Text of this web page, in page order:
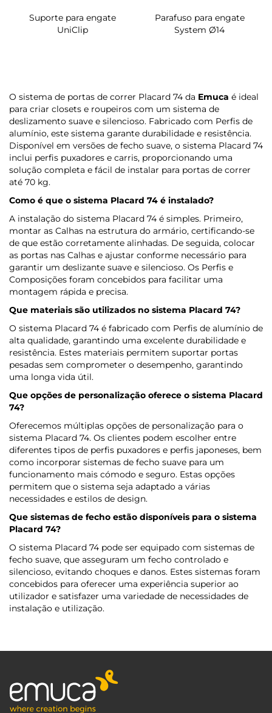
Suporte para engate
UniClip
Parafuso para engate
System Ø14
O sistema de portas de correr Placard 74 da Emuca é ideal
para criar closets e roupeiros com um sistema de
deslizamento suave e silencioso. Fabricado com Perfis de
alumínio, este sistema garante durabilidade e resistência.
Disponível em versões de fecho suave, o sistema Placard 74
inclui perfis puxadores e carris, proporcionando uma
solução completa e fácil de instalar para portas de correr
até 70 kg.
Como é que o sistema Placard 74 é instalado?
A instalação do sistema Placard 74 é simples. Primeiro,
montar as Calhas na estrutura do armário, certificando-se
de que estão corretamente alinhadas. De seguida, colocar
as portas nas Calhas e ajustar conforme necessário para
garantir um deslizante suave e silencioso. Os Perfis e
Composições foram concebidos para facilitar uma
montagem rápida e precisa.
Que materiais são utilizados no sistema Placard 74?
O sistema Placard 74 é fabricado com Perfis de alumínio de
alta qualidade, garantindo uma excelente durabilidade e
resistência. Estes materiais permitem suportar portas
pesadas sem comprometer o desempenho, garantindo
uma longa vida útil.
Que opções de personalização oferece o sistema Placard
74?
Oferecemos múltiplas opções de personalização para o
sistema Placard 74. Os clientes podem escolher entre
diferentes tipos de perfis puxadores e perfis japoneses, bem
como incorporar sistemas de fecho suave para um
funcionamento mais cómodo e seguro. Estas opções
permitem que o sistema seja adaptado a várias
necessidades e estilos de design.
Que sistemas de fecho estão disponíveis para o sistema
Placard 74?
O sistema Placard 74 pode ser equipado com sistemas de
fecho suave, que asseguram um fecho controlado e
silencioso, evitando choques e danos. Estes sistemas foram
concebidos para oferecer uma experiência superior ao
utilizador e satisfazer uma variedade de necessidades de
instalação e utilização.